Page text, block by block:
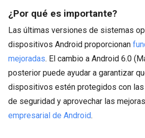
¿Por qué es importante?
Las últimas versiones de sistemas
dispositivos Android proporcionan
mejoradas. El cambio a Android 6.0
posterior puede ayudar a garantizar
dispositivos estén protegidos con
de seguridad y aprovechar las
empresarial de Android.